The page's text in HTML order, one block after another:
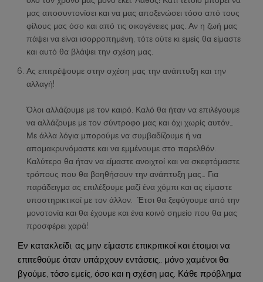
μας αποσυντονίσει και να μας αποξενώσει τόσο από τους
φίλους μας όσο και από τις οικογένειες μας. Αν η ζωή μας
πάψει να είναι ισορροπημένη, τότε ούτε κι εμείς θα είμαστε
και αυτό θα βλάψει την σχέση μας.
Ας επιτρέψουμε στην σχέση μας την ανάπτυξη και την
αλλαγή!
Όλοι αλλάζουμε με τον καιρό. Καλό θα ήταν να επιλέγουμε
να αλλάζουμε με τον σύντροφο μας και όχι χωρίς αυτόν…
Με άλλα λόγια μπορούμε να συμβαδίζουμε ή να
απομακρυνόμαστε και να εμμένουμε στο παρελθόν.
Καλύτερο θα ήταν να είμαστε ανοιχτοί και να σκεφτόμαστε
τρόπους που θα βοηθήσουν την ανάπτυξη μας… Για
παράδειγμα ας επιλέξουμε μαζί ένα χόμπι και ας είμαστε
υποστηρικτικοί με τον άλλον. Έτσι θα ξεφύγουμε από την
μονοτονία και θα έχουμε και ένα κοινό σημείο που θα μας
προσφέρει χαρά!
Εν κατακλείδι, ας μην είμαστε επικριτικοί και έτοιμοι να
επιτεθούμε όταν υπάρχουν εντάσεις.. μόνο χαμένοι θα
βγούμε, τόσο εμείς, όσο και η σχέση μας. Κάθε πρόβλημα